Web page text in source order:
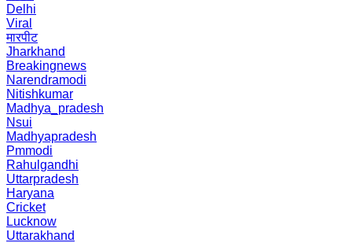
Delhi
Viral
मारपीट
Jharkhand
Breakingnews
Narendramodi
Nitishkumar
Madhya_pradesh
Nsui
Madhyapradesh
Pmmodi
Rahulgandhi
Uttarpradesh
Haryana
Cricket
Lucknow
Uttarakhand